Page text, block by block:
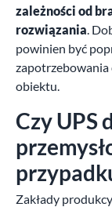
zależności od
rozwiązania.
powinien być
zapotrzebowania
obiektu.
Czy UPS
Zakłady